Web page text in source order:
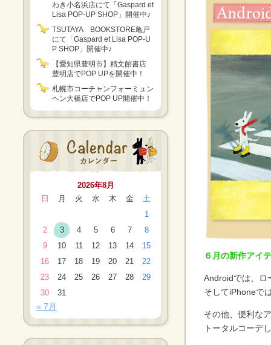
わき小名浜店にて「Gaspard et
Lisa POP-UP SHOP」開催中♪
TSUTAYA BOOKSTORE亀戸
にて「Gaspard et Lisa POP-U
P SHOP」開催中♪
【愛知県豊明市】精文館書店
豊明店でPOP UPを開催中！
札幌市コーチャンフォーミュン
ヘン大橋店でPOP UP開催中！
2026年8月
日
月 火 水 木 金
土
1
2
3 4 5 6 7
8
9
10 11 12 13 14
15
16
17 18 19 20 21
22
23
24 25 26 27 28
29
30
31
« 7月
６月の新作アイ
Androidでは、ロ
そしてiPhoneで
その他、便利な
トータルコーデ